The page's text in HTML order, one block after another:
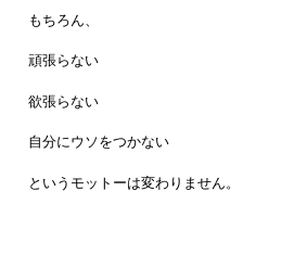
もちろん、
頑張らない
欲張らない
自分にウソをつかない
というモットーは変わりません。